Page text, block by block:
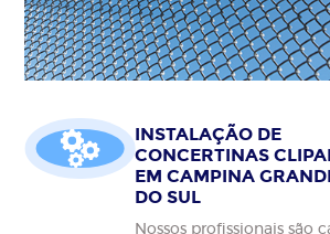
INSTALAÇÃO DE
CONCERTINAS
EM CAMPINA
DO SUL
Nossos profissionais são